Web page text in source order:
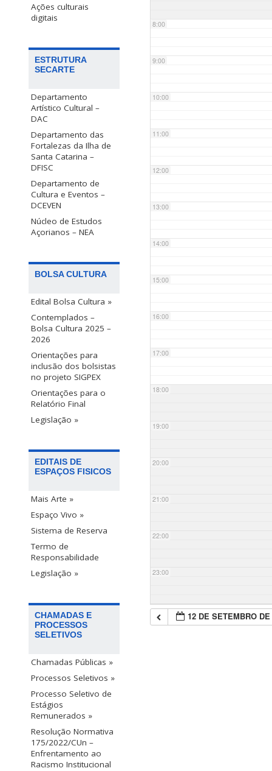
Ações culturais
digitais
ESTRUTURA
SECARTE
Departamento
Artístico Cultural –
DAC
Departamento das
Fortalezas da Ilha de
Santa Catarina –
DFISC
Departamento de
Cultura e Eventos –
DCEVEN
Núcleo de Estudos
Açorianos – NEA
BOLSA CULTURA
Edital Bolsa Cultura »
Contemplados –
Bolsa Cultura 2025 –
2026
Orientações para
inclusão dos bolsistas
no projeto SIGPEX
Orientações para o
Relatório Final
Legislação »
EDITAIS DE
ESPAÇOS FISICOS
Mais Arte »
Espaço Vivo »
Sistema de Reserva
Termo de
Responsabilidade
Legislação »
CHAMADAS E
PROCESSOS
SELETIVOS
Chamadas Públicas »
Processos Seletivos »
Processo Seletivo de
Estágios
Remunerados »
Resolução Normativa
175/2022/CUn –
Enfrentamento ao
Racismo Institucional
8:00
9:00
10:00
11:00
12:00
13:00
14:00
15:00
16:00
17:00
18:00
19:00
20:00
21:00
22:00
23:00
12 DE SETEMBRO DE